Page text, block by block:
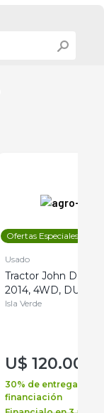
Ofertas Especiales
Usado
Tractor John Deere
2014, 4WD, DUAL
Isla Verde
U$ 120.000
30% de entrega +
financiación